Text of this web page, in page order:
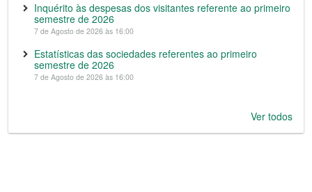
Inquérito às despesas dos visitantes referente ao primeiro
semestre de 2026
7 de Agosto de 2026 às 16:00
Estatísticas das sociedades referentes ao primeiro
semestre de 2026
7 de Agosto de 2026 às 16:00
Ver todos